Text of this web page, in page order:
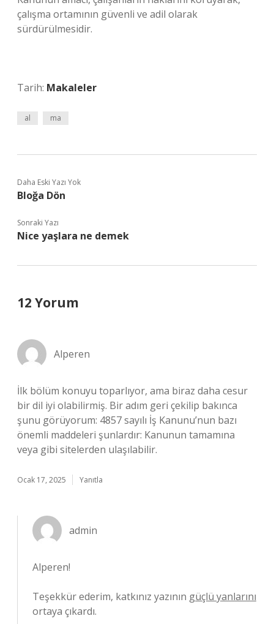
çalışma ortamının güvenli ve adil olarak
sürdürülmesidir.
Tarih: Makaleler
al ma
Daha Eski Yazı Yok
Bloğa Dön
Sonraki Yazı
Nice yaşlara ne demek
12 Yorum
Alperen
İlk bölüm konuyu toparlıyor, ama biraz daha cesur
bir dil iyi olabilirmiş. Bir adım geri çekilip bakınca
şunu görüyorum: 4857 sayılı İş Kanunu’nun bazı
önemli maddeleri şunlardır: Kanunun tamamına
veya gibi sitelerden ulaşılabilir.
Ocak 17, 2025 Yanıtla
admin
Alperen!
Teşekkür ederim, katkınız yazının güçlü yanlarını
ortaya çıkardı.